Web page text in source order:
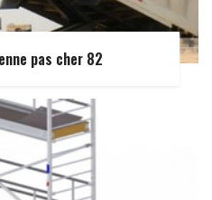
pas cher 82